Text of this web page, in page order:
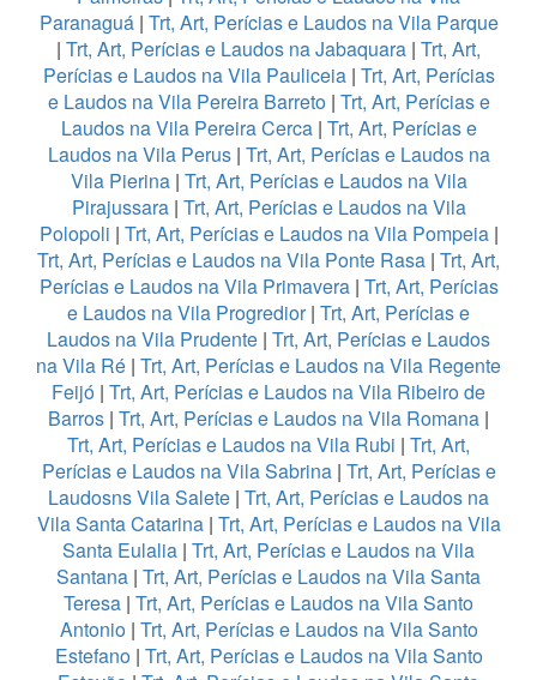
Paranaguá| Trt, Art, Perícias e Laudos na Vila Parque
| Trt, Art, Perícias e Laudos na Jabaquara | Trt, Art,
Perícias e Laudos na Vila Pauliceia| Trt, Art, Perícias
e Laudos na Vila Pereira Barreto| Trt, Art, Perícias e
Laudos na Vila Pereira Cerca| Trt, Art, Perícias e
Laudos na Vila Perus| Trt, Art, Perícias e Laudos na
Vila Pierina| Trt, Art, Perícias e Laudos na Vila
Pirajussara| Trt, Art, Perícias e Laudos na Vila
Polopoli | Trt, Art, Perícias e Laudos na Vila Pompeia|
Trt, Art, Perícias e Laudos na Vila Ponte Rasa | Trt, Art,
Perícias e Laudos na Vila Primavera| Trt, Art, Perícias
e Laudos na Vila Progredior| Trt, Art, Perícias e
Laudos na Vila Prudente | Trt, Art, Perícias e Laudos
na Vila Ré | Trt, Art, Perícias e Laudos na Vila Regente
Feijó | Trt, Art, Perícias e Laudos na Vila Ribeiro de
Barros | Trt, Art, Perícias e Laudos na Vila Romana |
Trt, Art, Perícias e Laudos na Vila Rubi | Trt, Art,
Perícias e Laudos na Vila Sabrina| Trt, Art, Perícias e
Laudosns Vila Salete | Trt, Art, Perícias e Laudos na
Vila Santa Catarina| Trt, Art, Perícias e Laudos na Vila
Santa Eulalia | Trt, Art, Perícias e Laudos na Vila
Santana | Trt, Art, Perícias e Laudos na Vila Santa
Teresa | Trt, Art, Perícias e Laudos na Vila Santo
Antonio| Trt, Art, Perícias e Laudos na Vila Santo
Estefano| Trt, Art, Perícias e Laudos na Vila Santo